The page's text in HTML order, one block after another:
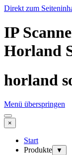
Direkt zum
IP
Horland
horland
Menü überspringen
×
Start
Produkte
▼